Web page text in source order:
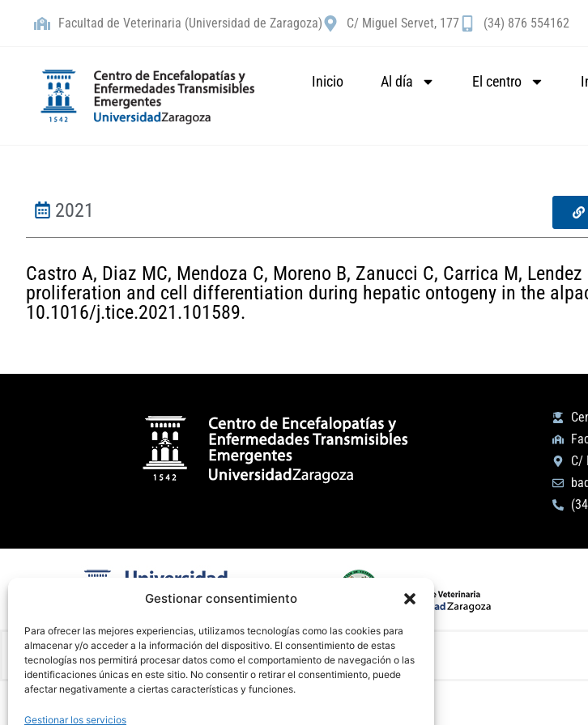
Gestionar consentimiento
Para ofrecer las mejores experiencias, utilizamos tecnologías como las cookies para
almacenar y/o acceder a la información del dispositivo. El consentimiento de estas
tecnologías nos permitirá procesar datos como el comportamiento de navegación o las
identificaciones únicas en este sitio. No consentir o retirar el consentimiento, puede
afectar negativamente a ciertas características y funciones.
Gestionar los servicios
Facultad de Veterinaria (Universidad de Zaragoza) C/ Miguel Servet, 177 (34) 876 554162
Inicio Al día El centro
2021
Castro A, Diaz MC, Mendoza C, Moreno B, Zanucci C, Carrica M,
proliferation and cell differentiation during hepatic ontogeny in the
10.1016/j.tice.2021.101589.
C/